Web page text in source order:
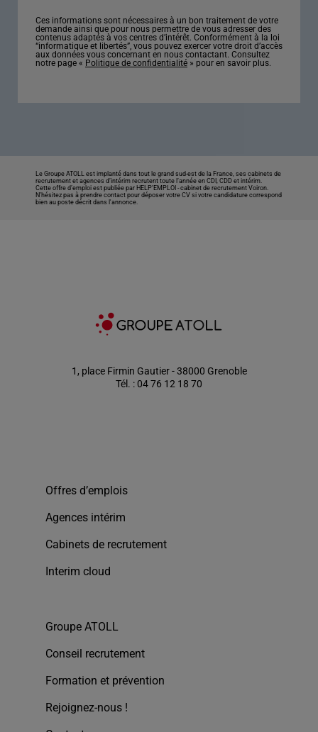
Ces informations sont nécessaires à un bon traitement de votre
demande ainsi que pour nous permettre de vous adresser des
contenus adaptés à vos centres d’intérêt. Conformément à la loi
“informatique et libertés”, vous pouvez exercer votre droit d’accès
aux données vous concernant en nous contactant. Consultez
notre page « Politique de confidentialité » pour en savoir plus.
Le Groupe ATOLL est implanté dans tout le grand sud-est de la France, ses cabinets de
recrutement et agences d’intérim recrutent toute l’année en CDI, CDD et intérim.
Cette offre d’emploi est publiée par HELP'EMPLOI -cabinet de recrutement Voiron.
N’hésitez pas à prendre contact pour déposer votre CV si votre candidature correspond
bien au poste décrit dans l'annonce.
1, place Firmin Gautier - 38000 Grenoble
Tél. : 04 76 12 18 70
Offres d’emplois
Agences intérim
Cabinets de recrutement
Interim cloud
Groupe ATOLL
Conseil recrutement
Formation et prévention
Rejoignez-nous !